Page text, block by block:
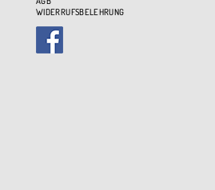
WIDERRUFSBELEHRUNG